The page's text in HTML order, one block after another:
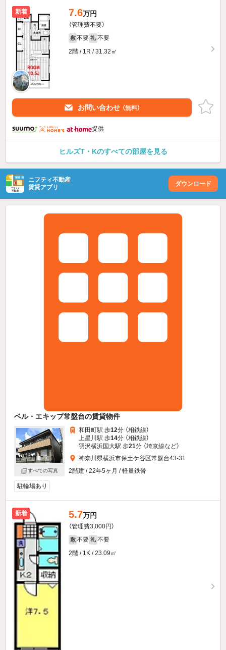
新着 7.6万円
（管理費不要）
敷 不要 礼 不要
2階 / 1R / 31.32㎡
お問い合わせ （無料）
提供
ヒルズT・Kのすべての部屋を見る
ニフティ不動産
賃貸アプリ
ダウンロード
ベル・エキップ常盤台の賃貸物件
すべての写真
和田町駅 歩12分 （相鉄線）
上星川駅 歩14分 （相鉄線）
羽沢横浜国大駅 歩21分 （埼京線など）
神奈川県横浜市保土ケ谷区常盤台43-31
2階建 / 22年5ヶ月 / 軽量鉄骨
駐輪場あり
新着 5.7万円
（管理費3,000円）
敷 不要 礼 不要
2階 / 1K / 23.09㎡